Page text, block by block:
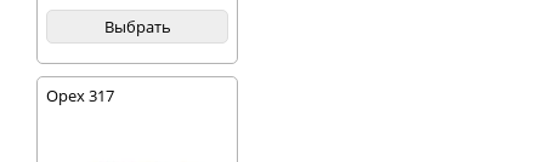
Выбрать
Орех 317